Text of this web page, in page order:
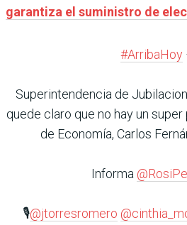
garantiza el suministro de
#ArribaHoy
Superintendencia de
quede claro que no hay un
de Economía, Carlos
Informa
🎙️@jtorresromero